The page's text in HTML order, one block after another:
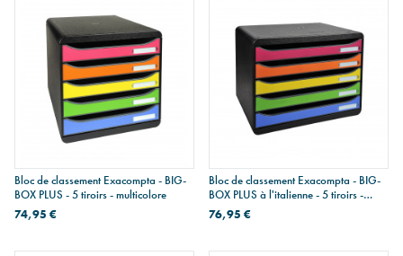
Bloc de classement Exacompta - BIG-
BOX PLUS - 5 tiroirs - multicolore
74,95 €
Bloc de classement Exacompta - BIG-
BOX PLUS à l'italienne - 5 tiroirs -
multicolore
76,95 €